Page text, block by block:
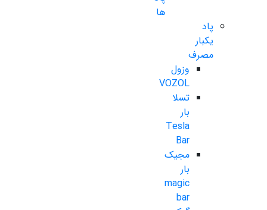
ها
پاد
یکبار
مصرف
وزول
VOZOL
تسلا
بار
Tesla
Bar
مجیک
بار
magic
bar